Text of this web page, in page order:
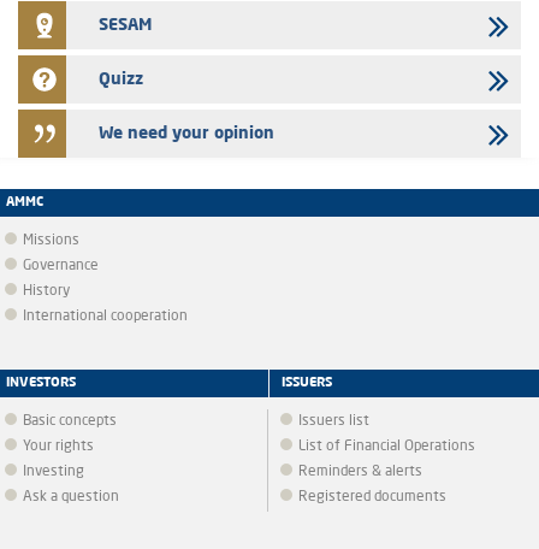
SESAM
Quizz
We need your opinion
AMMC
Missions
Governance
History
International cooperation
INVESTORS
Basic concepts
Your rights
Investing
Ask a question
ISSUERS
Issuers list
List of Financial Operations
Reminders & alerts
Registered documents